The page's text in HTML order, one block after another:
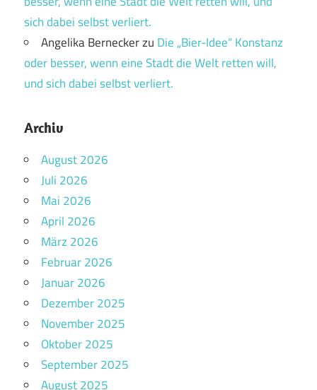
sich dabei selbst verliert.
Angelika Berneckerzu Die „Bier-Idee“ Konstanz
oder besser, wenn eine Stadt die Welt retten will,
und sich dabei selbst verliert.
Archiv
August 2026
Juli 2026
Mai 2026
April 2026
März 2026
Februar 2026
Januar 2026
Dezember 2025
November 2025
Oktober 2025
September 2025
August 2025